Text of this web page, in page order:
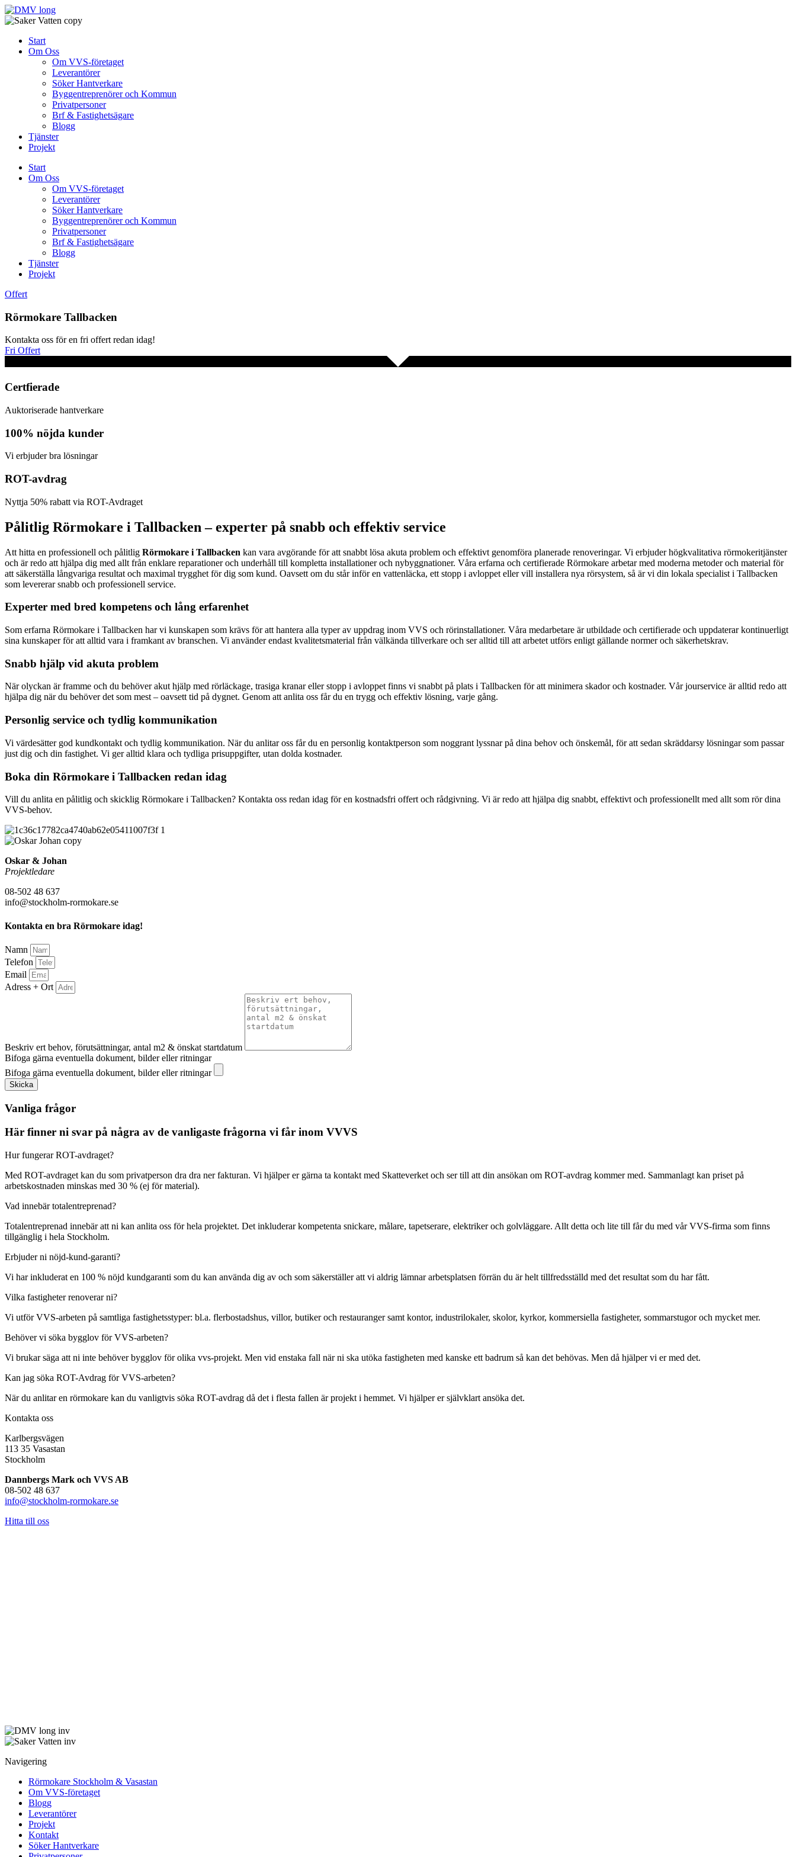
Skip
to
Start
Om Oss
Om VVS-företaget
Leverantörer
Söker Hantverkare
Byggentreprenörer och Kommun
Privatpersoner
Brf & Fastighetsägare
Blogg
Tjänster
Projekt
Start
Om Oss
Om VVS-företaget
Leverantörer
Söker Hantverkare
Byggentreprenörer och Kommun
Privatpersoner
Brf & Fastighetsägare
Blogg
Tjänster
Projekt
Offert
Rörmokare Tallbacken
Kontakta oss för en fri offert redan idag!
Fri Offert
Certfierade
Auktoriserade hantverkare
100% nöjda kunder
Vi erbjuder bra lösningar
ROT-avdrag
Nyttja 50% rabatt via ROT-Avdraget
Pålitlig Rörmokare i Tallbacken – experter på snabb och effektiv service
Att hitta en professionell och pålitlig Rörmokare i Tallbacken kan vara avgörande för att snabbt lösa akuta problem och effektivt genomföra planerade renoveringar. Vi erbjuder högkvalitativa rörmokeritjänster
och är redo att hjälpa dig med allt från enklare reparationer och underhåll till kompletta installationer och nybyggnationer. Våra erfarna och certifierade Rörmokare arbetar med moderna metoder och material för
att säkerställa långvariga resultat och maximal trygghet för dig som kund. Oavsett om du står inför en vattenläcka, ett stopp i avloppet eller vill installera nya rörsystem, så är vi din lokala specialist i Tallbacken
som levererar snabb och professionell service.
Experter med bred kompetens och lång erfarenhet
Som erfarna Rörmokare i Tallbacken har vi kunskapen som krävs för att hantera alla typer av uppdrag inom VVS och rörinstallationer. Våra medarbetare är utbildade och certifierade och uppdaterar kontinuerligt
sina kunskaper för att alltid vara i framkant av branschen. Vi använder endast kvalitetsmaterial från välkända tillverkare och ser alltid till att arbetet utförs enligt gällande normer och säkerhetskrav.
Snabb hjälp vid akuta problem
När olyckan är framme och du behöver akut hjälp med rörläckage, trasiga kranar eller stopp i avloppet finns vi snabbt på plats i Tallbacken för att minimera skador och kostnader. Vår jourservice är alltid redo att
hjälpa dig när du behöver det som mest – oavsett tid på dygnet. Genom att anlita oss får du en trygg och effektiv lösning, varje gång.
Personlig service och tydlig kommunikation
Vi värdesätter god kundkontakt och tydlig kommunikation. När du anlitar oss får du en personlig kontaktperson som noggrant lyssnar på dina behov och önskemål, för att sedan skräddarsy lösningar som passar
just dig och din fastighet. Vi ger alltid klara och tydliga prisuppgifter, utan dolda kostnader.
Boka din Rörmokare i Tallbacken redan idag
Vill du anlita en pålitlig och skicklig Rörmokare i Tallbacken? Kontakta oss redan idag för en kostnadsfri offert och rådgivning. Vi är redo att hjälpa dig snabbt, effektivt och professionellt med allt som rör dina
VVS-behov.
Oskar & Johan
Projektledare
08-502 48 637
info@stockholm-rormokare.se
Kontakta en bra Rörmokare idag!
Namn
Telefon
Email
Adress + Ort
Beskriv ert behov, förutsättningar, antal m2 & önskat startdatum
Bifoga gärna eventuella dokument, bilder eller ritningar
Bifoga gärna eventuella dokument, bilder eller ritningar
Skicka
Vanliga frågor
Här finner ni svar på några av de vanligaste frågorna vi får inom VVVS
Hur fungerar ROT-avdraget?
Med ROT-avdraget kan du som privatperson dra dra ner fakturan. Vi hjälper er gärna ta kontakt med Skatteverket och ser till att din ansökan om ROT-avdrag kommer med. Sammanlagt kan priset på
arbetskostnaden minskas med 30 % (ej för material).
Vad innebär totalentreprenad?
Totalentreprenad innebär att ni kan anlita oss för hela projektet. Det inkluderar kompetenta snickare, målare, tapetserare, elektriker och golvläggare. Allt detta och lite till får du med vår VVS-firma som finns
tillgänglig i hela Stockholm.
Erbjuder ni nöjd-kund-garanti?
Vi har inkluderat en 100 % nöjd kundgaranti som du kan använda dig av och som säkerställer att vi aldrig lämnar arbetsplatsen förrän du är helt tillfredsställd med det resultat som du har fått.
Vilka fastigheter renoverar ni?
Vi utför VVS-arbeten på samtliga fastighetsstyper: bl.a. flerbostadshus, villor, butiker och restauranger samt kontor, industrilokaler, skolor, kyrkor, kommersiella fastigheter, sommarstugor och mycket mer.
Behöver vi söka bygglov för VVS-arbeten?
Vi brukar säga att ni inte behöver bygglov för olika vvs-projekt. Men vid enstaka fall när ni ska utöka fastigheten med kanske ett badrum så kan det behövas. Men då hjälper vi er med det.
Kan jag söka ROT-Avdrag för VVS-arbeten?
När du anlitar en rörmokare kan du vanligtvis söka ROT-avdrag då det i flesta fallen är projekt i hemmet. Vi hjälper er självklart ansöka det.
Kontakta oss
Karlbergsvägen
113 35 Vasastan
Stockholm
Dannbergs Mark och VVS AB
08-502 48 637
info@stockholm-rormokare.se
Hitta till oss
Navigering
Rörmokare Stockholm & Vasastan
Om VVS-företaget
Blogg
Leverantörer
Projekt
Kontakt
Söker Hantverkare